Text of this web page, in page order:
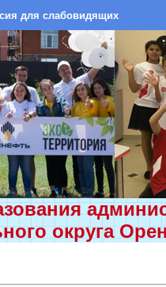
для слабовидящих
округа